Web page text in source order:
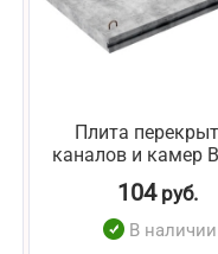
Плита
каналов и камер
104руб.
В наличии